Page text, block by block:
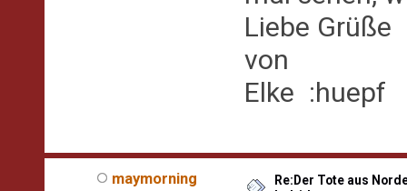
Liebe Grüße
von
Elke :huepf
maymorning
Re:Der Tote aus